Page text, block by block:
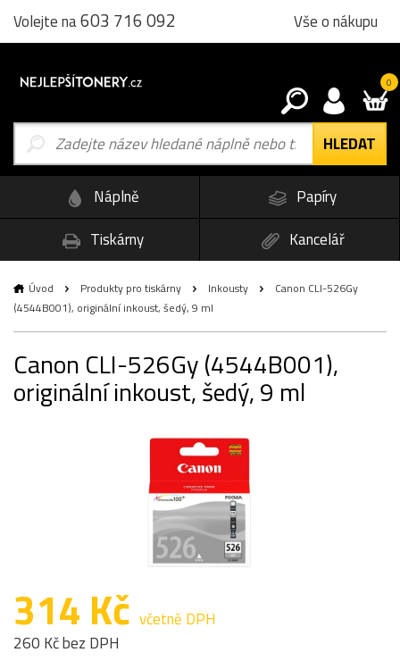
Volejte na603 716 092 Vše o nákupu
0
Náplně
Papíry
Tiskárny
Kancelář
Úvod Produkty pro tiskárny Inkousty
Canon CLI-526Gy
(4544B001), originální inkoust, šedý, 9 ml
Canon CLI-526Gy (4544B001),
originální inkoust, šedý, 9 ml
314 Kč včetně DPH
260 Kč bez DPH